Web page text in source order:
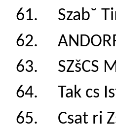
61.
62.
63.
64. Tak
65.